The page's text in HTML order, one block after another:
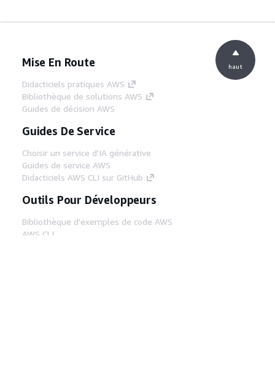
Mise En Route
Didacticiels pratiques AWS
Bibliothèque de solutions AWS
Guides de décision AWS
Guides De Service
Choisir un service d'IA générative
Guides de service AWS
Didacticiels AWS CLI sur GitHub
Outils Pour Développeurs
Bibliothèque d'exemples de code AWS
AWS CLI
haut